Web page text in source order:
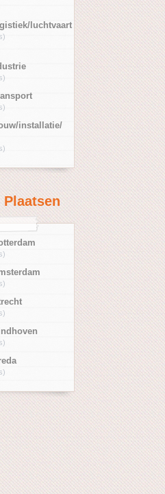
luchtvaart
installatie/
Plaatsen